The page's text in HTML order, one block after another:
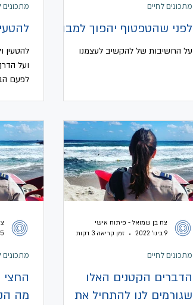
לפני שהטפטוף יהפוך למבול
על החשיבות של להקשיב לעצמנו
מתכונים לחיים
להטעין
ועל
לפעם
מתכונים
הדברים הקטנים האלו
שגורמים לנו להתחיל את
מתכונים לחיים
צח בן שמואל - פיתוח אישי
9 בינו׳ 2022
זמן קריאה 3 דקות
החצי
מה
מתכונים
25